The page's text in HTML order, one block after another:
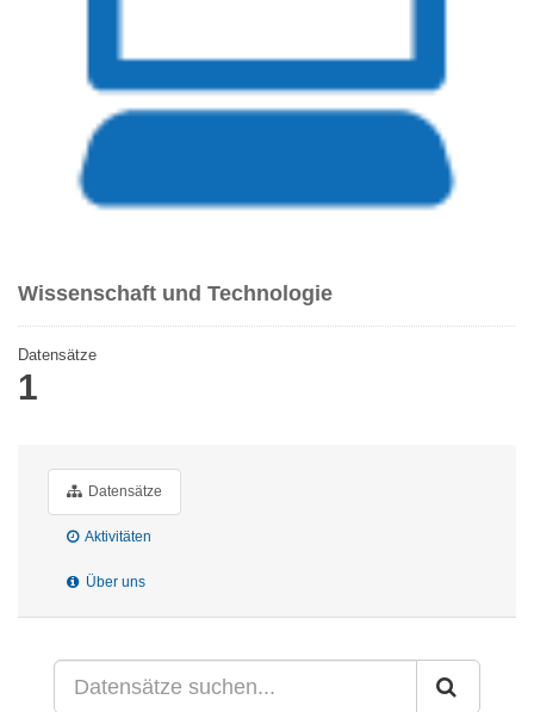
Wissenschaft und Technologie
Datensätze
1
Datensätze
Aktivitäten
Über uns